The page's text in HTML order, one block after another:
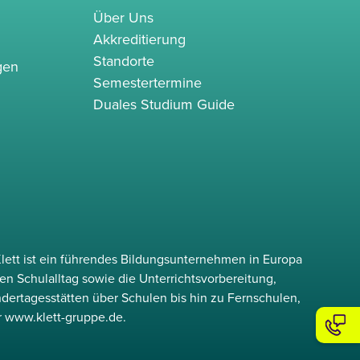
Über Uns
Akkreditierung
Standorte
Semestertermine
Duales Studium Guide
ist ein führendes Bildungsunternehmen in Europa
Schulalltag sowie die Unterrichtsvorbereitung,
über Schulen bis hin zu Fernschulen,
www.klett-gruppe.de.